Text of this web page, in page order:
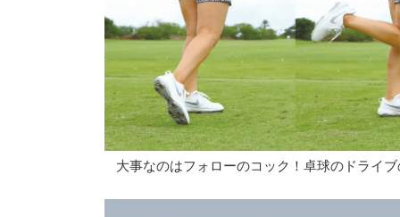
大事なのはフォローのコック！卓球のドラ